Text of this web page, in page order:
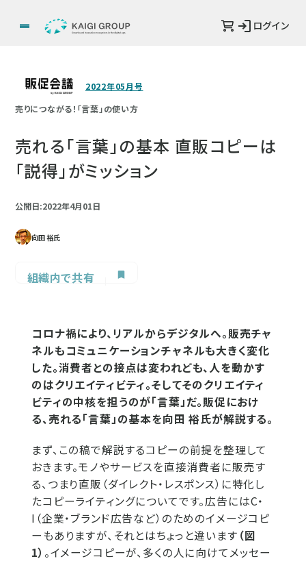
ログイン
2022年05月号
売りにつながる！「言葉」の使い方
売れる「言葉」の基本 直販コピーは
「説得」がミッション
公開日:2022年4月01日
向田 裕氏
組織内で共有
コロナ禍により、リアルからデジタルへ。販売チャ
ネルもコミュニケーションチャネルも大きく変化
した。消費者との接点は変われども、人を動かす
のはクリエイティビティ。そしてそのクリエイティ
ビティの中核を担うのが「言葉」だ。販促におけ
る、売れる「言葉」の基本を向田 裕氏が解説する。
まず、この稿で解説するコピーの前提を整理して
おきます。モノやサービスを直接消費者に販売す
る、つまり直販（ダイレクト・レスポンス）に特化し
たコピーライティングについてです。広告にはC・
I（企業・ブランド広告など）のためのイメージコピ
ーもありますが、それとはちょっと違います （図
1） 。イメージコピーが、多くの人に向けてメッセー